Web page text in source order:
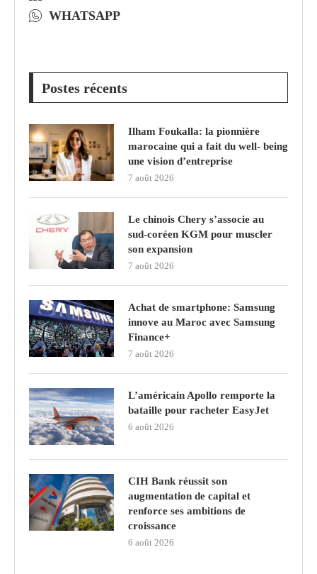
WHATSAPP
Postes récents
Ilham Foukalla: la pionnière
marocaine qui a fait du well- being
une vision d’entreprise
7 août 2026
Le chinois Chery s’associe au
sud‑coréen KGM pour muscler
son expansion
7 août 2026
Achat de smartphone: Samsung
innove au Maroc avec Samsung
Finance+
7 août 2026
L’américain Apollo remporte la
bataille pour racheter EasyJet
6 août 2026
CIH Bank réussit son
augmentation de capital et
renforce ses ambitions de
croissance
6 août 2026